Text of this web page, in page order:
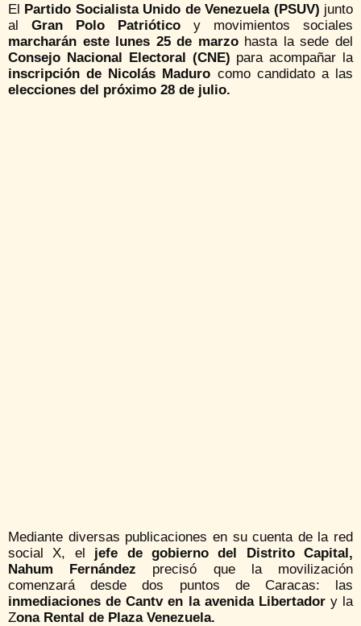
El Partido Socialista Unido de Venezuela (PSUV) junto
al Gran Polo Patriótico y movimientos sociales
marcharán este lunes 25 de marzohasta la sede del
Consejo Nacional Electoral (CNE) para acompañar la
inscripción de Nicolás Maduro como candidato a las
elecciones del próximo 28 de julio.
Mediante diversas publicaciones en su cuenta de la red
social X, el jefe de gobierno del Distrito Capital,
Nahum Fernández precisó que la movilización
comenzará desde dos puntos de Caracas: las
inmediaciones de Cantv en la avenida Libertadory la
Zona Rental de Plaza Venezuela.